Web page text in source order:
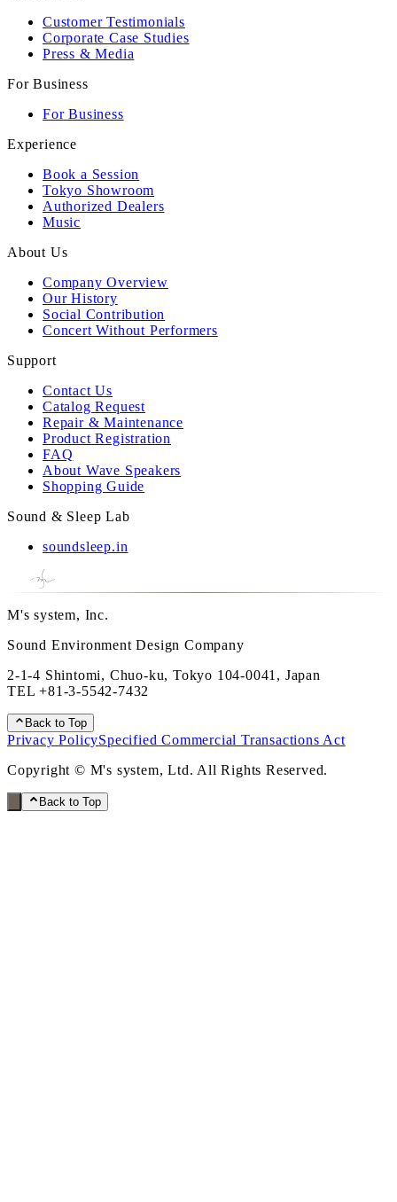
Customer Testimonials
Corporate Case Studies
Press & Media
For Business
For Business
Experience
Book a Session
Tokyo Showroom
Authorized Dealers
Music
About Us
Company Overview
Our History
Social Contribution
Concert Without Performers
Support
Contact Us
Catalog Request
Repair & Maintenance
Product Registration
FAQ
About Wave Speakers
Shopping Guide
Sound & Sleep Lab
soundsleep.in
M's system, Inc.
Sound Environment Design Company
2-1-4 Shintomi, Chuo-ku, Tokyo 104-0041, Japan
TEL+81-3-5542-7432
Back to Top
Privacy PolicySpecified Commercial Transactions Act
Copyright © M's system, Ltd. All Rights Reserved.
Back to Top